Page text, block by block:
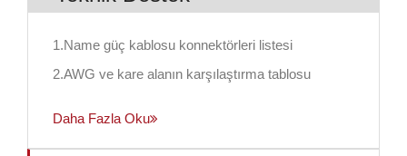
1.Name güç kablosu konnektörleri listesi
2.AWG ve kare alanın karşılaştırma tablosu
Daha Fazla Oku